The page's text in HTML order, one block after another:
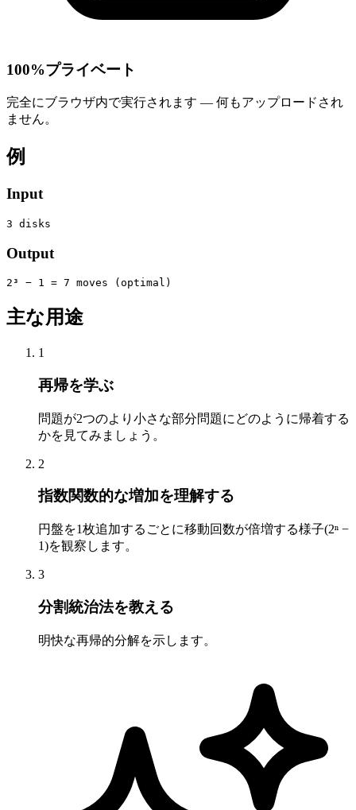
100%プライベート
完全にブラウザ内で実行されます — 何もアップロードされ
ません。
例
Input
3 disks
Output
2³ − 1 = 7 moves (optimal)
主な用途
1
再帰を学ぶ
問題が2つのより小さな部分問題にどのように帰着する
かを見てみましょう。
2
指数関数的な増加を理解する
円盤を1枚追加するごとに移動回数が倍増する様子(2ⁿ −
1)を観察します。
3
分割統治法を教える
明快な再帰的分解を示します。